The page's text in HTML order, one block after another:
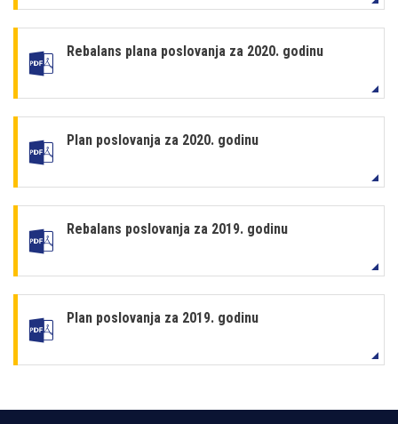
Rebalans plana poslovanja za 2020. godinu
Plan poslovanja za 2020. godinu
Rebalans poslovanja za 2019. godinu
Plan poslovanja za 2019. godinu